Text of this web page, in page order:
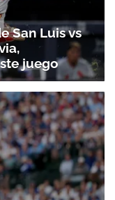
San Luis vs
juego